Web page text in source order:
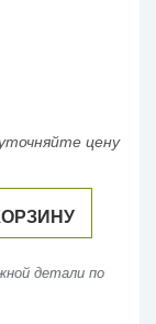
цену
детали по